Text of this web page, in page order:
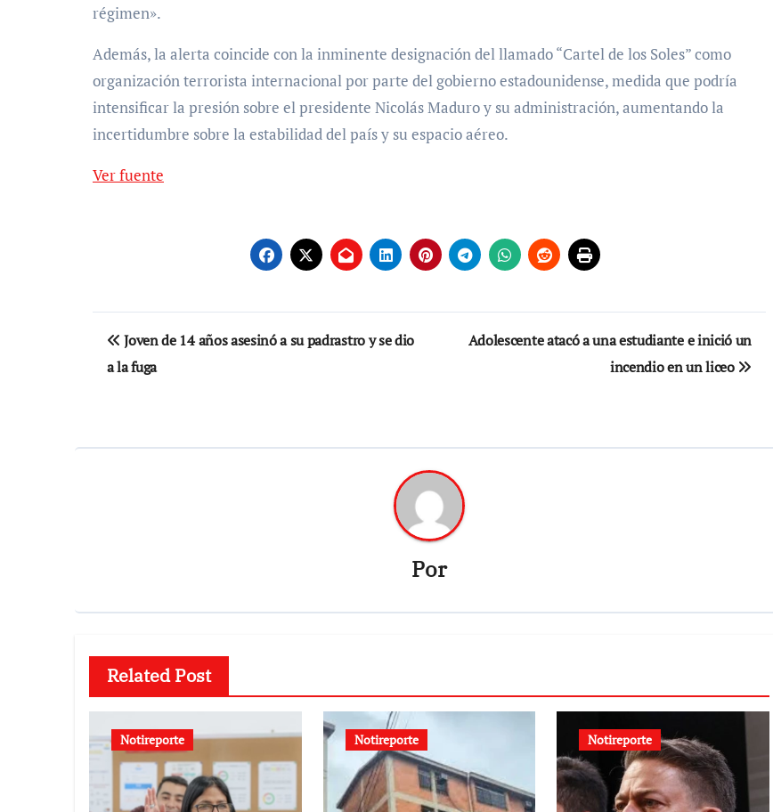
régimen».
Además, la alerta coincide con la inminente designación del llamado “Cartel de los Soles” como
organización terrorista internacional por parte del gobierno estadounidense, medida que podría
intensificar la presión sobre el presidente Nicolás Maduro y su administración, aumentando la
incertidumbre sobre la estabilidad del país y su espacio aéreo.
Ver fuente
Navegación
de
Joven de 14 años asesinó a su padrastro y se dio
a la fuga
Adolescente atacó a una estudiante e inició un
incendio en un liceo
Por
Related Post
Notireporte Notireporte Notireporte